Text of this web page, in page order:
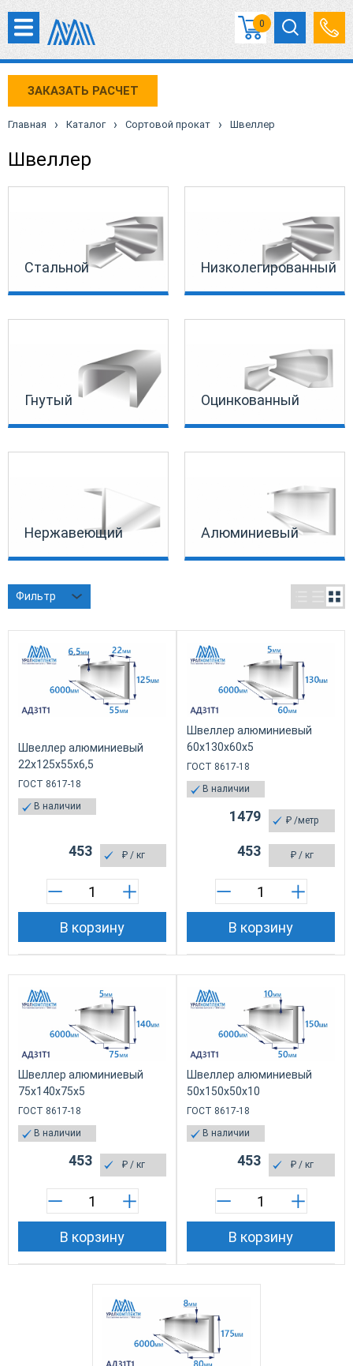
0
ЗАКАЗАТЬ РАСЧЕТ
Главная › Каталог › Сортовой прокат › Швеллер
Швеллер
Стальной Низколегированный
Гнутый Оцинкованный
Нержавеющий Алюминиевый
Фильтр
Швеллер алюминиевый
22х125х55х6,5
ГОСТ 8617-18
В наличии
₽ / кг
453
В корзину
Швеллер алюминиевый
60х130х60х5
ГОСТ 8617-18
В наличии
₽/метр
1479
₽ / кг
453
В корзину
Швеллер алюминиевый
75х140х75х5
ГОСТ 8617-18
В наличии
₽ / кг
453
В корзину
Швеллер алюминиевый
50х150х50х10
ГОСТ 8617-18
В наличии
₽ / кг
453
В корзину